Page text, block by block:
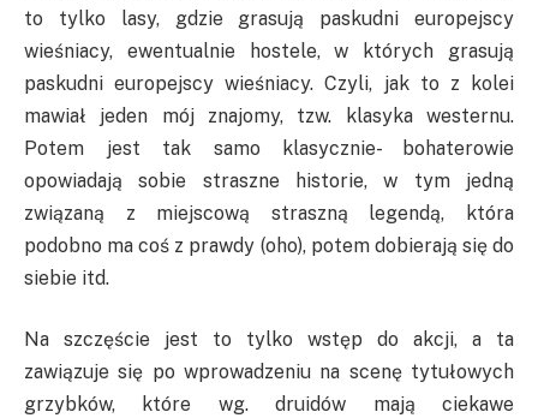
to tylko lasy, gdzie grasują paskudni europejscy
wieśniacy, ewentualnie hostele, w których grasują
paskudni europejscy wieśniacy. Czyli, jak to z kolei
mawiał jeden mój znajomy, tzw. klasyka westernu.
Potem jest tak samo klasycznie- bohaterowie
opowiadają sobie straszne historie, w tym jedną
związaną z miejscową straszną legendą, która
podobno ma coś z prawdy (oho), potem dobierają się do
siebie itd.
Na szczęście jest to tylko wstęp do akcji, a ta
zawiązuje się po wprowadzeniu na scenę tytułowych
grzybków, które wg. druidów mają ciekawe